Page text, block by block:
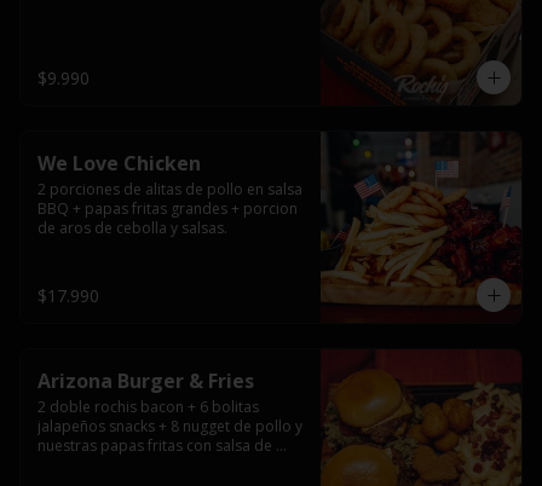
$9.990
We Love Chicken
2 porciones de alitas de pollo en salsa
BBQ + papas fritas grandes + porcion
de aros de cebolla y salsas.
$17.990
Arizona Burger & Fries
2 doble rochis bacon + 6 bolitas
jalapeños snacks + 8 nugget de pollo y
nuestras papas fritas con salsa de